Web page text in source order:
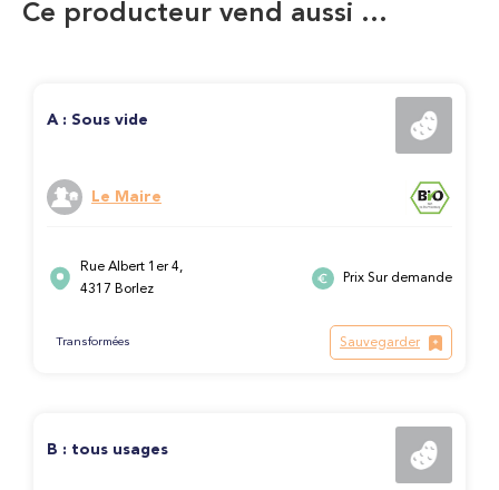
Ce producteur vend aussi …
A : Sous vide
Le Maire
Rue Albert 1er 4,
4317 Borlez
Prix Sur demande
Transformées Sauvegarder
B : tous usages